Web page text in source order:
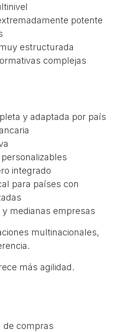
potente
estructurada
complejas
y adaptada por país
integrado
para países con
medianas empresas
multinacionales,
más agilidad.
de compras